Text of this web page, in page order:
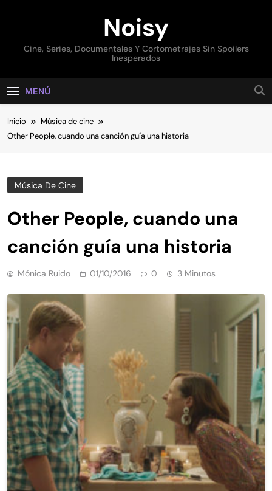
Noisy
Cine, Series, Documentales Y Cortometrajes Sin Spoilers
Inesperados
MENÚ
Inicio
Música de cine
Other People, cuando una canción guía una historia
Música De Cine
Other People, cuando una
canción guía una historia
Mónica Ruido 01/10/2016 0 3 Minutos